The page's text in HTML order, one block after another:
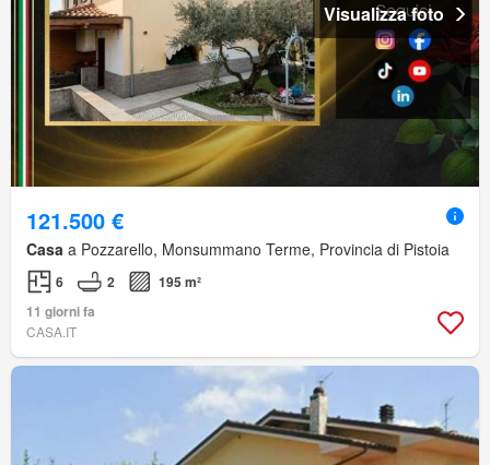
Visualizza foto
121.500 €
Casa a Pozzarello, Monsummano Terme, Provincia di Pistoia
6 2
195 m²
11 giorni fa
CASA.IT